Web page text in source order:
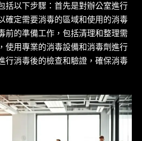
括以下步驟：首先是對辦公室進行
確定需要消毒的區域和使用的消毒
前的準備工作，包括清理和整理需
使用專業的消毒設備和消毒劑進行
行消毒後的檢查和驗證，確保消毒